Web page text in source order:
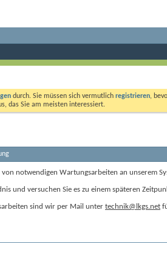
durch. Sie müssen sich vermutlich registrieren,
das Sie am meisten interessiert.
notwendigen Wartungsarbeiten an unserem
und versuchen Sie es zu einem späteren
sind wir per Mail unter technik@lkgs.net